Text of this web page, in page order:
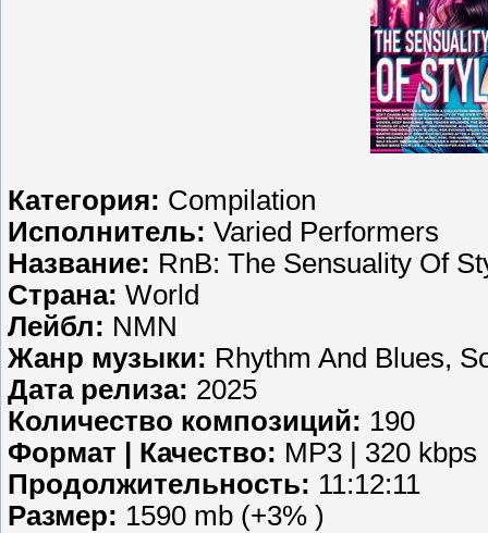
Категория: Compilation
Исполнитель: Varied Performers
Название: RnB: The Sensuality Of
Страна: World
Лейбл: NMN
Жанр музыки: Rhythm And Blues,
Дата релиза: 2025
Количество композиций: 190
Формат | Качество: MP3 | 320 kbps
Продолжительность: 11:12:11
Размер: 1590 mb (+3% )